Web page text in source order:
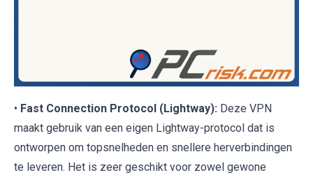
• Fast Connection Protocol (Lightway): Deze VPN
maakt gebruik van een eigen Lightway-protocol dat is
ontworpen om topsnelheden en snellere herverbindingen
te leveren. Het is zeer geschikt voor zowel gewone